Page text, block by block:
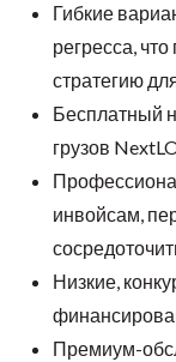
Гибкие
регресса,
стратегию
Бесплатный
грузов
инвойсам,
Низкие,
Премиум-